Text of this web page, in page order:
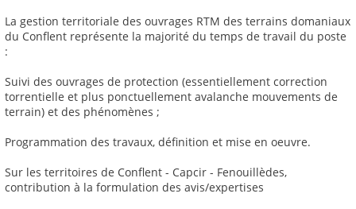
La gestion territoriale des ouvrages RTM des terrains domaniaux
du Conflent représente la majorité du temps de travail du poste
:
Suivi des ouvrages de protection (essentiellement correction
torrentielle et plus ponctuellement avalanche mouvements de
terrain) et des phénomènes ;
Programmation des travaux, définition et mise en oeuvre.
Sur les territoires de Conflent - Capcir - Fenouillèdes,
contribution à la formulation des avis/expertises